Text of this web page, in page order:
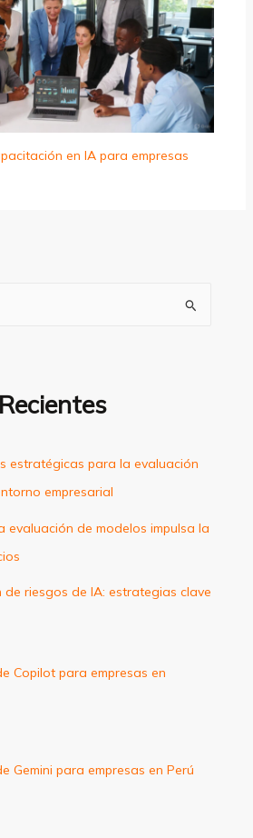
en IA para empresas
estratégicas para la evaluación
empresarial
evaluación de modelos impulsa la
de riesgos de IA: estrategias clave
Copilot para empresas en
Gemini para empresas en Perú